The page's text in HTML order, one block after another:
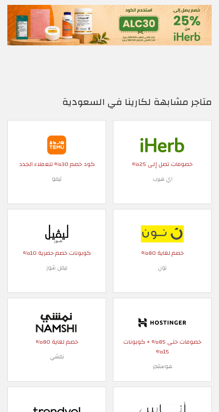
متاجر مشابهة لكارينا في السعودية
خصومات تصل إلى 25%
اي هيرب
كود خصم 30% للعملاء الجدد
تيمو
خصم لغاية 80%
نون
كوبونات خصم حصرية 10%
ليفل شوز
خصومات حتى 85% + كوبونات
15%
هوستنجر
خصم لغاية 80%
نمشي